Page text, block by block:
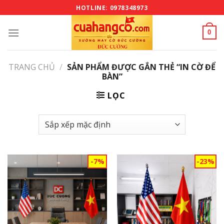
qua
nội
HOTLINE: 0978348973
0
TRANG CHỦ / SẢN PHẨM ĐƯỢC GẮN THẺ “IN CỜ ĐỂ
BÀN”
LỌC
-7% -23%